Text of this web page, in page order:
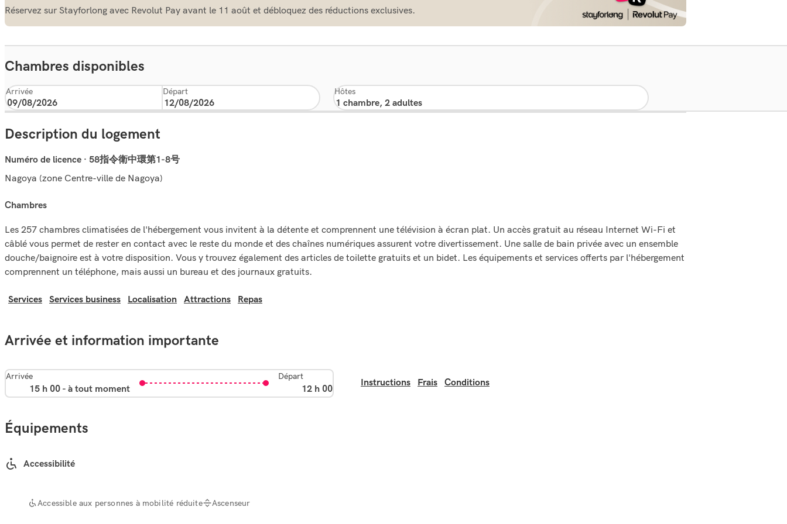
Réservez sur Stayforlong avec Revolut Pay avant le 11 août et débloquez des réductions exclusives.
Chambres disponibles
Arrivée Départ Hôtes
Description du logement
Numéro de licence · 58指令衛中環第1-8号
Nagoya (zone Centre-ville de Nagoya)
chambres
Les 257 chambres climatisées de l'hébergement vous invitent à la détente et comprennent une télévision à écran plat. Un accès gratuit au réseau Internet Wi-Fi et
câblé vous permet de rester en contact avec le reste du monde et des chaînes numériques assurent votre divertissement. Une salle de bain privée avec un ensemble
douche/baignoire est à votre disposition. Vous y trouvez également des articles de toilette gratuits et un bidet. Les équipements et services offerts par l'hébergement
comprennent un téléphone, mais aussi un bureau et des journaux gratuits.
Services Services business Localisation Attractions Repas
Arrivée et information importante
Arrivée
15 h 00 - à tout moment
Départ
12 h 00
Instructions Frais Conditions
Équipements
Accessibilité
Accessible aux personnes à mobilité réduite Ascenseur